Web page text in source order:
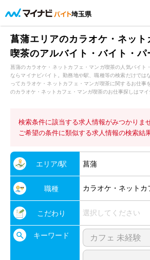
埼玉県
菖蒲エリアのカラオケ・ネッ
喫茶のアルバイト・バイト・パ
菖蒲のカラオケ・ネットカフェ・マンガ喫茶の人気バイト
ならマイナビバイト。勤務地や駅、職種等の検索だけでは
ってカラオケ・ネットカフェ・マンガ喫茶に関するお仕事
のカラオケ・ネットカフェ・マンガ喫茶のお仕事探しはマイ
検索条件に該当する求人情報がみつかりま
ご希望の条件に類似する求人情報の検索結
エリア/駅 菖蒲
職種 カラオケ・ネット
こだわり 選択してください
キーワード